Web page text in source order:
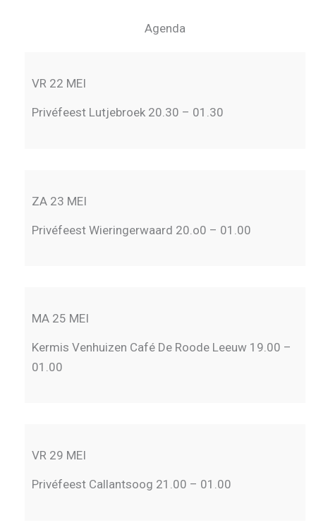
Agenda
VR 22 MEI
Privéfeest Lutjebroek 20.30 – 01.30
ZA 23 MEI
Privéfeest Wieringerwaard 20.o0 – 01.00
MA 25 MEI
Kermis Venhuizen Café De Roode Leeuw 19.00 –
01.00
VR 29 MEI
Privéfeest Callantsoog 21.00 – 01.00